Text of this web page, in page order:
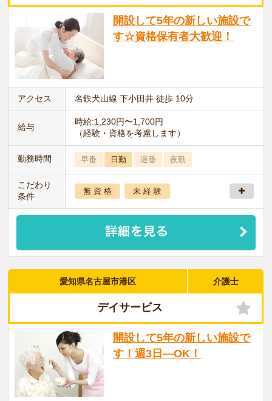
開設して5年の新しい施設で
す☆資格保有者大歓迎！
アクセス 名鉄犬山線 下小田井 徒歩 10分
給与
時給:1,230円〜1,700円
（経験・資格を考慮します）
勤務時間 早番 日勤 遅番 夜勤
こだわり
条件
無 資 格 未 経 験
愛知県名古屋市港区 介護士
デイサービス
開設して5年の新しい施設で
す！週3日―OK！